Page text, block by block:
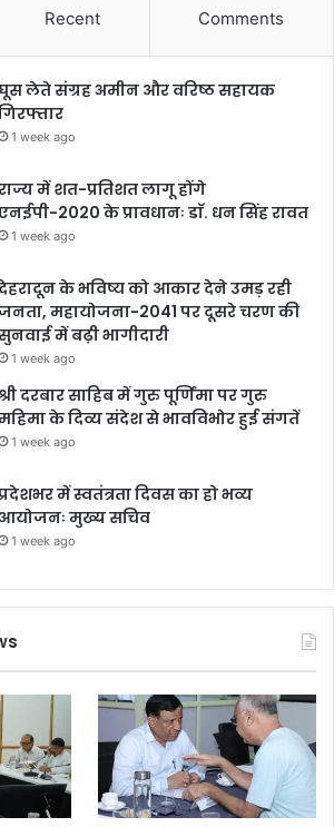
Recent Comments
लेते संग्रह अमीन और वरिष्ठ सहायक
1 week ago
में शत-प्रतिशत लागू होंगे
2020 के प्रावधानः डाॅ. धन सिंह रावत
1 week ago
के भविष्य को आकार देने उमड़ रही
महायोजना-2041 पर दूसरे चरण की
में बढ़ी भागीदारी
1 week ago
दरबार साहिब में गुरु पूर्णिमा पर गुरु
के दिव्य संदेश से भावविभोर हुई संगतें
1 week ago
में स्वतंत्रता दिवस का हो भव्य
आयोजनः मुख्य सचिव
1 week ago